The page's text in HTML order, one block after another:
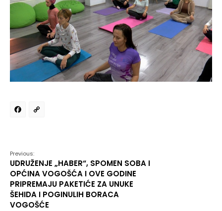
Facebook
Previous:
UDRUŽENJE „HABER“, SPOMEN SOBA I
OPĆINA VOGOŠĆA I OVE GODINE
PRIPREMAJU PAKETIĆE ZA UNUKE
ŠEHIDA I POGINULIH BORACA
VOGOŠĆE